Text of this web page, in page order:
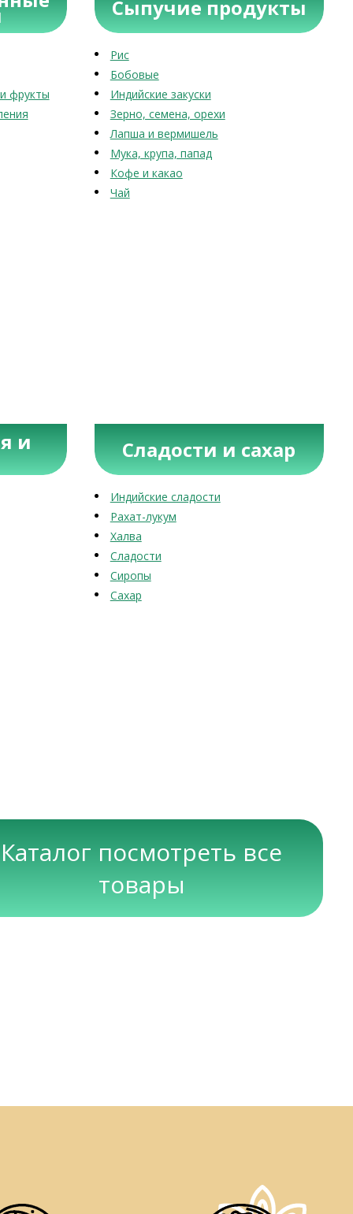
фрукты
Сыпучие продукты
Рис
Бобовые
Индийские закуски
Зерно, семена, орехи
Лапша и вермишель
Мука, крупа, папад
Кофе и какао
Чай
и Сладости и сахар
Индийские сладости
Рахат-лукум
Халва
Сладости
Сиропы
Сахар
Каталог посмотреть все
товары